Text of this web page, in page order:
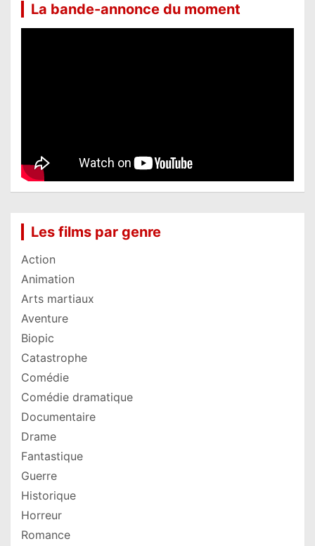
La bande-annonce du moment
Les films par genre
Action
Animation
Arts martiaux
Aventure
Biopic
Catastrophe
Comédie
Comédie dramatique
Documentaire
Drame
Fantastique
Guerre
Historique
Horreur
Romance